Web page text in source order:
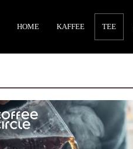
HOME KAFFEE TEE